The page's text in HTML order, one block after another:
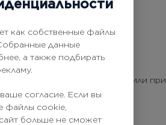
после мытья головы или при
как собственные файлы
данные
а также подбирать
согласие. Если вы
файлы cookie,
больше не сможет